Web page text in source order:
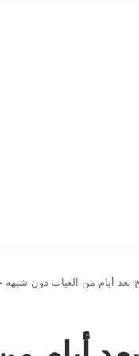
أيام من الغياب دون شبهة